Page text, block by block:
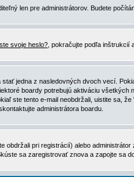
len pre administrátorov. Budete
svoje heslo? , pokračujte podľa inštrukcií
jedna z nasledovných dvoch vecí.
boardy potrebujú aktiváciu
ste tento e-mail neobdržali, uistite sa,
administrátora boardu.
pri registrácií) alebo
sa zaregistrovať znova a zapojte sa